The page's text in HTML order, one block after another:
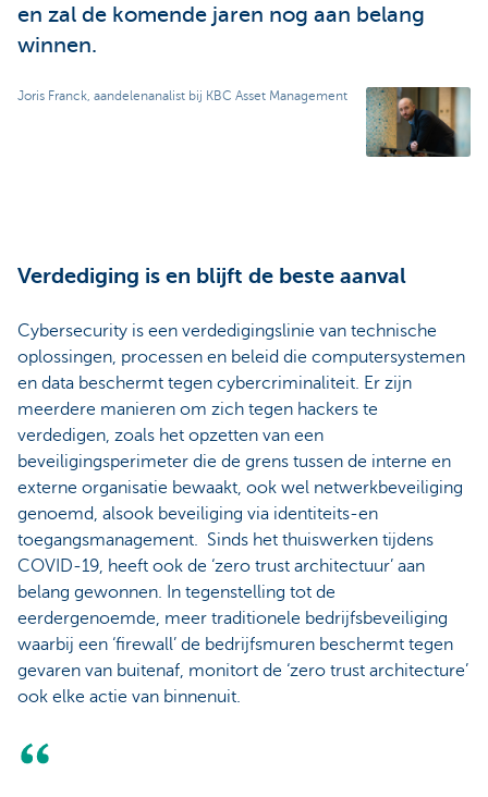
en zal de komende jaren nog aan belang
winnen.
Joris Franck, aandelenanalist bij KBC Asset Management
Verdediging is en blijft de beste aanval
Cybersecurity is een verdedigingslinie van technische
oplossingen, processen en beleid die computersystemen
en data beschermt tegen cybercriminaliteit. Er zijn
meerdere manieren om zich tegen hackers te
verdedigen, zoals het opzetten van een
beveiligingsperimeter die de grens tussen de interne en
externe organisatie bewaakt, ook wel netwerkbeveiliging
genoemd, alsook beveiliging via identiteits-en
toegangsmanagement. Sinds het thuiswerken tijdens
COVID-19, heeft ook de ‘zero trust architectuur’ aan
belang gewonnen. In tegenstelling tot de
eerdergenoemde, meer traditionele bedrijfsbeveiliging
waarbij een ‘firewall’ de bedrijfsmuren beschermt tegen
gevaren van buitenaf, monitort de ‘zero trust architecture’
ook elke actie van binnenuit.